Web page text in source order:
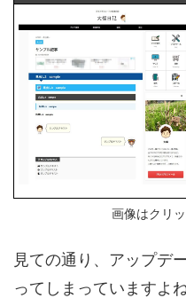
画像はクリ
見ての通り、アップデ
ってしまっていますよね